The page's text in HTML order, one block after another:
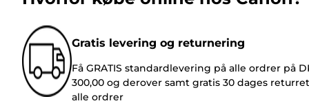
Gratis levering og returnering
Få GRATIS standardlevering på alle ordrer på
300,00 og derover samt gratis 30 dages
alle ordrer